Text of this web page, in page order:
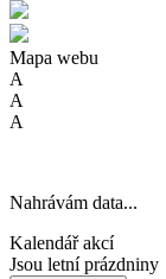
Mapa webu
A
A
A
Nahrávám data...
Kalendář akcí
Jsou letní prázdniny